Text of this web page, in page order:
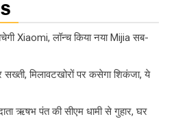
Xiaomi, लॉन्च किया नया Mijia सब-
मिलावटखोरों पर कसेगा शिकंजा, ये
ऋषभ पंत की सीएम धामी से गुहार, घर